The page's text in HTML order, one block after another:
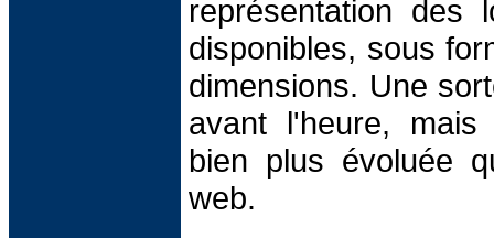
représentation des
disponibles, sous
dimensions. Une
avant l'heure,
bien plus évoluée
web.